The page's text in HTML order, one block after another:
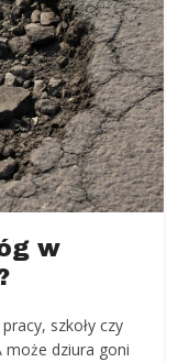
w
szkoły czy
może dziura goni